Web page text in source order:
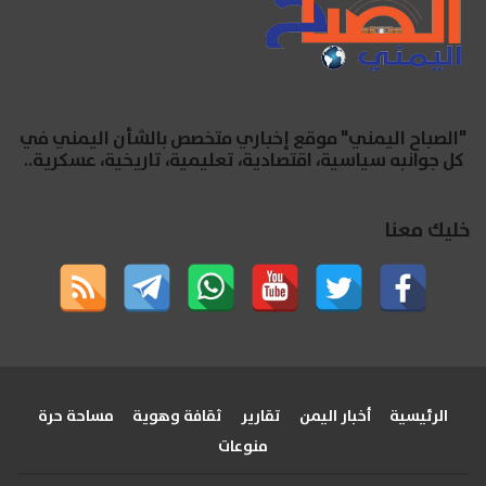
"الصباح اليمني" موقع إخباري متخصص بالشأن اليمني في
كل جوانبه سياسية، اقتصادية، تعليمية، تاريخية، عسكرية..
خليك معنا
الرئيسية أخبار اليمن تقارير ثقافة وهوية
مساحة حرة
منوعات